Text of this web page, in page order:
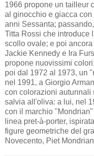
1966 propone un tailleur
al ginocchio e giacca
anni Sessanta;
Titta Rossi che introduce
scollo ovale; e poi
Jackie Kennedy e Ira
propone nuovissimi
poi dal 1972 al 1973, un
nel 1991, a Giorgio
con colorazioni autunnali
salvia all'oliva: a lui, nel
con il marchio
linea pret-à-porter,
figure geometriche del
Novecento, Piet